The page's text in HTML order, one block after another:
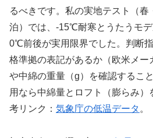
るべきです。私の実地テスト（
泊）では、-15℃耐寒とうたうモ
0℃前後が実用限界でした。判断
格準拠の表記があるか（欧米メー
や中綿の重量（g）を確認するこ
用なら中綿量とロフト（膨らみ
考リンク： 気象庁の低温データ 。